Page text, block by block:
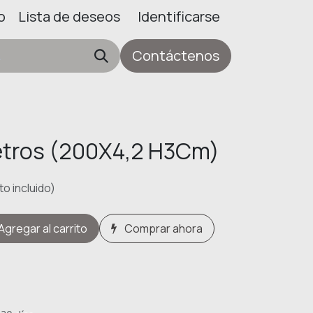
Lista de deseos Identificarse
Contáctenos
(200X4,2 H3Cm)
incluido)
al carrito Comprar ahora